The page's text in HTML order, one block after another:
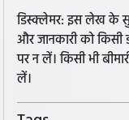
डिस्क्लेमर: इस लेख के
और जानकारी को
पर न लें। किसी भी
लें।